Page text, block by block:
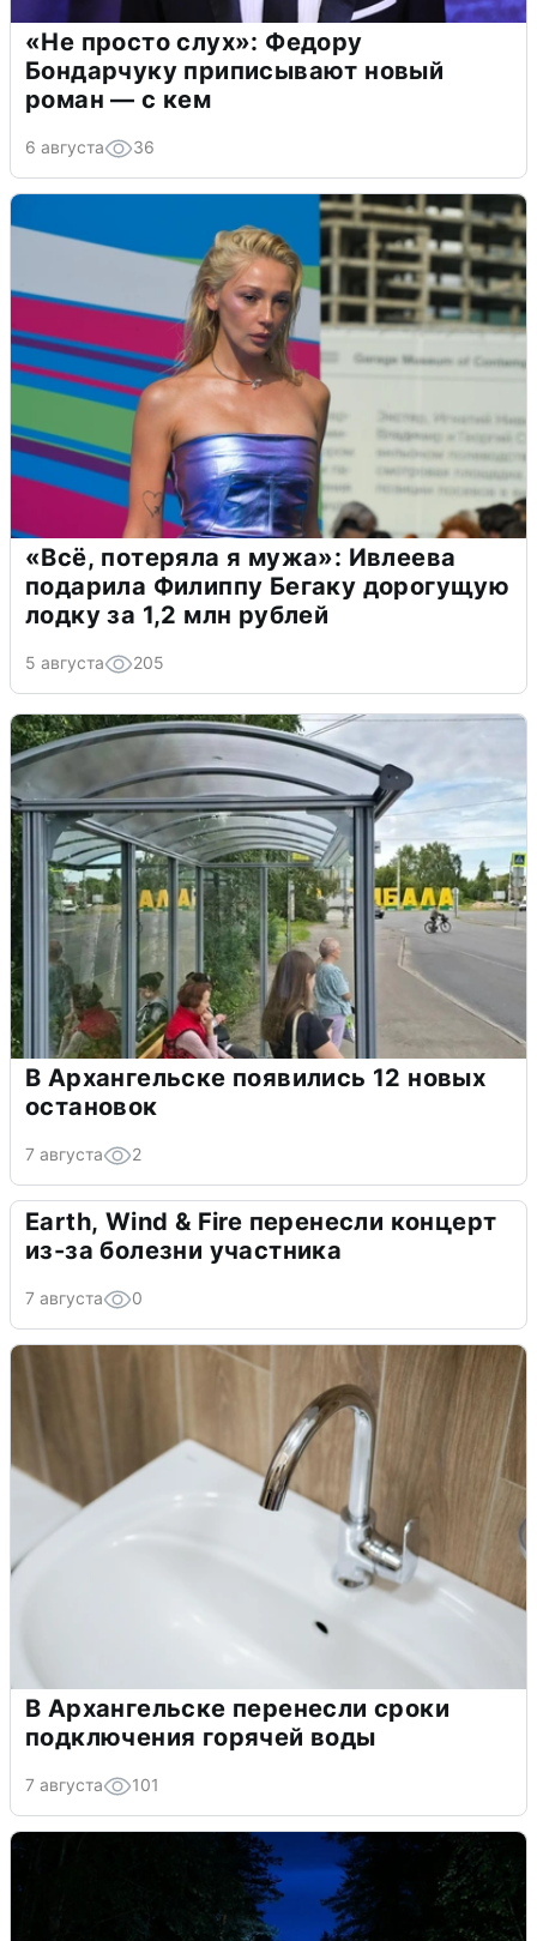
«Не просто слух»: Федору
Бондарчуку приписывают новый
роман — с кем
6 августа 36
«Всё, потеряла я мужа»: Ивлеева
подарила Филиппу Бегаку дорогущую
лодку за 1,2 млн рублей
5 августа 205
В Архангельске появились 12 новых
остановок
7 августа 2
Earth, Wind & Fire перенесли концерт
из-за болезни участника
7 августа 0
В Архангельске перенесли сроки
подключения горячей воды
7 августа 101